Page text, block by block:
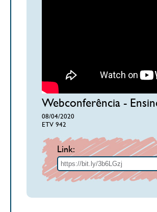
Webconferência -
08/04/2020
ETV 942
Link: